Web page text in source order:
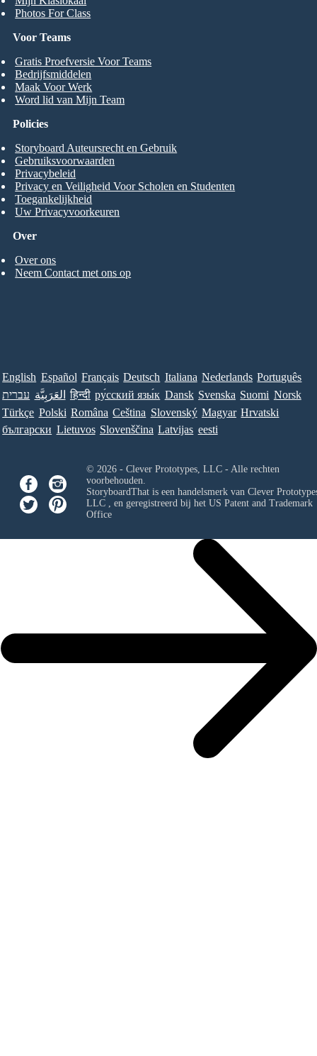
Photos For Class
Voor Teams
Gratis Proefversie Voor Teams
Bedrijfsmiddelen
Maak Voor Werk
Word lid van Mijn Team
Over
Over ons
Neem Contact met ons op
Policies
Storyboard Auteursrecht en Gebruik
Gebruiksvoorwaarden
Privacybeleid
Privacy en Veiligheid Voor Scholen en Studenten
Toegankelijkheid
Uw Privacyvoorkeuren
English Español Français Deutsch Italiana Nederlands Português
עברית العَرَبِيَّة हिन्दी ру́сский язы́к Dansk Svenska Suomi Norsk
Türkçe Polski Româna Ceština Slovenský Magyar Hrvatski
български Lietuvos Slovenščina Latvijas eesti
© 2026 - Clever Prototypes, LLC - Alle rechten
voorbehouden.
StoryboardThat is een handelsmerk van Clever
LLC, en geregistreerd bij het US Patent and Trademark
Office